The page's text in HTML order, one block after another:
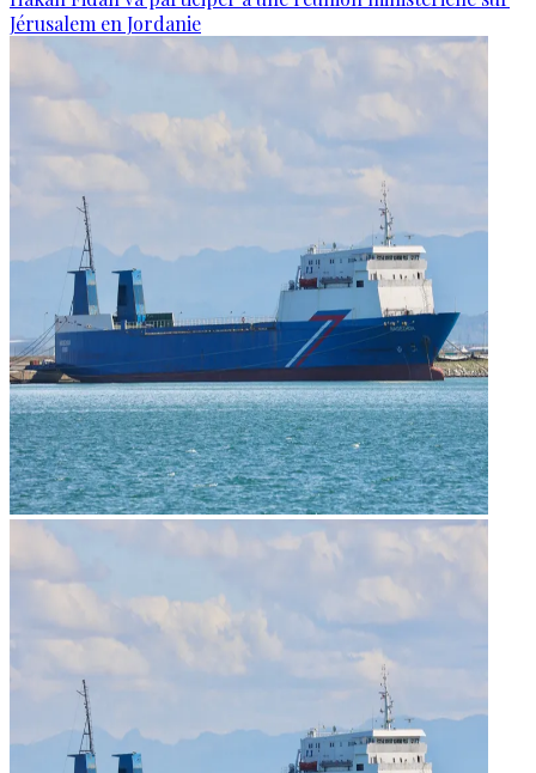
Jérusalem en Jordanie